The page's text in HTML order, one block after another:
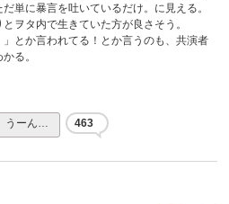
単に暴言を吐いているだけ。に見える。
ヲタ内で生きていた方が良さそう。
」とか言われてる！とか言うのも、共演者
る。
うーん… 463